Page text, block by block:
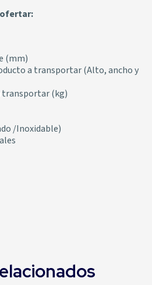
(mm)
a transportar (Alto, ancho y
transportar (kg)
/Inoxidable)